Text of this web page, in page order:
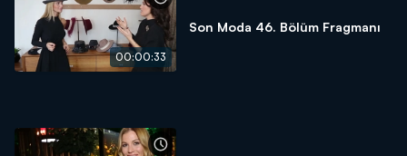
00:00:33
Son Moda 46. Bölüm Fragmanı